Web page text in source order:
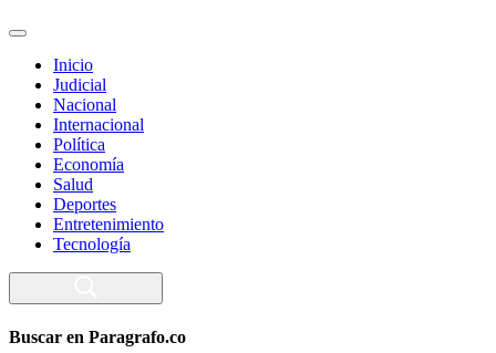
Inicio
Judicial
Nacional
Internacional
Política
Economía
Salud
Deportes
Entretenimiento
Tecnología
Buscar en Paragrafo.co